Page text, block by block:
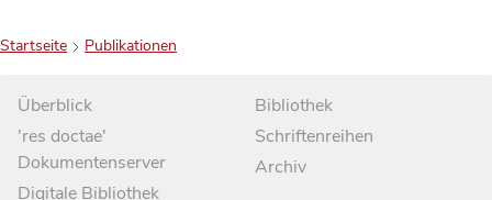
Startseite Publikationen
Überblick
'res doctae'
Dokumentenserver
Digitale Bibliothek
Bibliothek
Schriftenreihen
Archiv